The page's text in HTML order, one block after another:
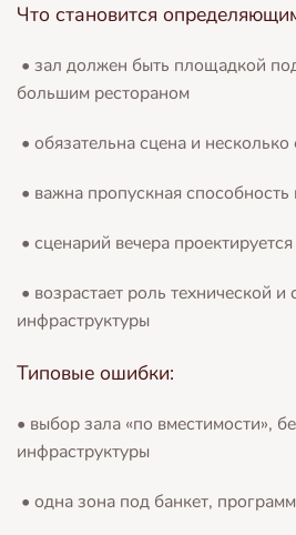
Что становится
• зал должен быть площадкой
большим рестораном
• обязательна сцена и
• важна пропускная
• сценарий вечера
• возрастает роль технической и
инфраструктуры
Типовые ошибки:
• выбор зала «по вместимости»,
инфраструктуры
• одна зона под банкет,